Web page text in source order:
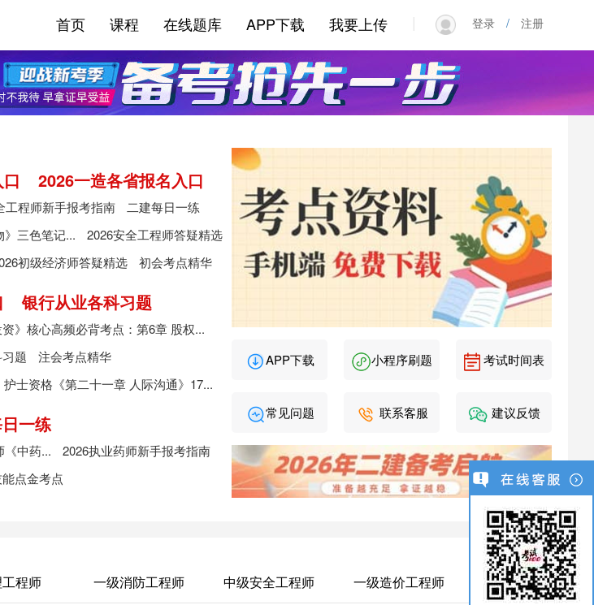
| 登录 / 注册
我要上传
APP下载
在线题库
课程
首页
2026一造各省报名入口
工程师新手报考指南
二建每日一练
》三色笔记...
2026安全工程师答疑精选
初级经济师答疑精选 初会考点精华
银行从业各科习题
资》核心高频必背考点：第6章 股权...
题
注会考点精华
护士资格《第二十一章 人际沟通》17...
一练
《中药...
2026执业药师新手报考指南
点金考点
APP下载 小程序刷题 考试时间表
常见问题 联系客服 建议反馈
程师 一级消防工程师 中级安全工程师 一级造价工程师